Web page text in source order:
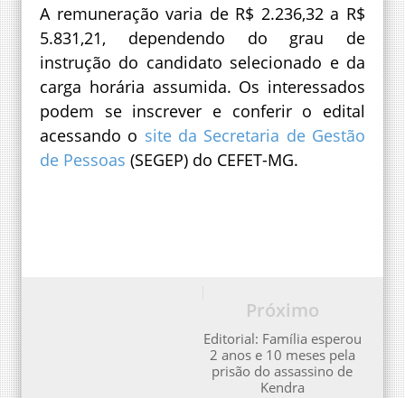
A remuneração varia de R$ 2.236,32 a R$
5.831,21, dependendo do grau de
instrução do candidato selecionado e da
carga horária assumida. Os interessados
podem se inscrever e conferir o edital
acessando o site da Secretaria de Gestão
de Pessoas (SEGEP) do CEFET-MG.
Próximo
Editorial: Família esperou
2 anos e 10 meses pela
prisão do assassino de
Kendra